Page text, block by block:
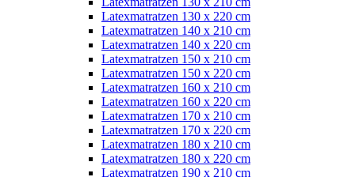
Latexmatratzen 130 x 220 cm
Latexmatratzen 140 x 210 cm
Latexmatratzen 140 x 220 cm
Latexmatratzen 150 x 210 cm
Latexmatratzen 150 x 220 cm
Latexmatratzen 160 x 210 cm
Latexmatratzen 160 x 220 cm
Latexmatratzen 170 x 210 cm
Latexmatratzen 170 x 220 cm
Latexmatratzen 180 x 210 cm
Latexmatratzen 180 x 220 cm
Latexmatratzen 190 x 210 cm